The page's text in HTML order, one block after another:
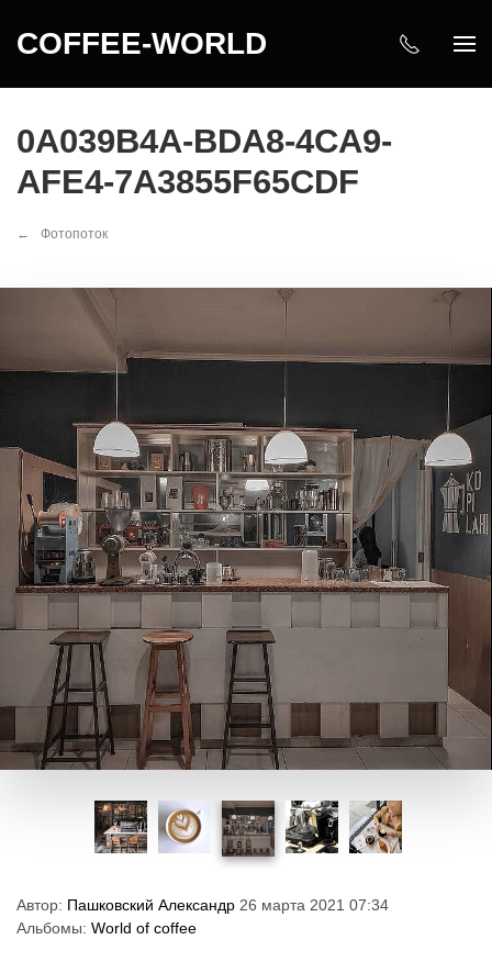
COFFEE-WORLD
0A039B4A-BDA8-4CA9-
AFE4-7A3855F65CDF
Фотопоток
Автор: Пашковский Александр 26 марта 2021 07:34
Альбомы: World of coffee